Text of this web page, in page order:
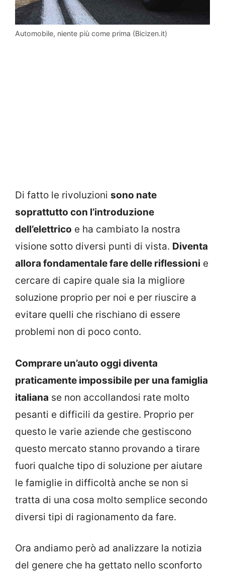
Automobile, niente più come prima (Bicizen.it)
Di fatto le rivoluzioni sono nate
soprattutto con l’introduzione
dell’elettrico e ha cambiato la nostra
visione sotto diversi punti di vista. Diventa
allora fondamentale fare delle riflessioni e
cercare di capire quale sia la migliore
soluzione proprio per noi e per riuscire a
evitare quelli che rischiano di essere
problemi non di poco conto.
Comprare un’auto oggi diventa
praticamente impossibile per una famiglia
italiana se non accollandosi rate molto
pesanti e difficili da gestire. Proprio per
questo le varie aziende che gestiscono
questo mercato stanno provando a tirare
fuori qualche tipo di soluzione per aiutare
le famiglie in difficoltà anche se non si
tratta di una cosa molto semplice secondo
diversi tipi di ragionamento da fare.
Ora andiamo però ad analizzare la notizia
del genere che ha gettato nello sconforto